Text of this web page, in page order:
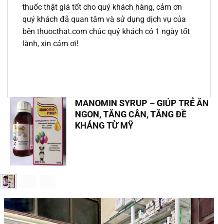
thuốc thật giá tốt cho quý khách hàng, cảm ơn
quý khách đã quan tâm và sử dụng dịch vụ của
bên thuocthat.com chúc quý khách có 1 ngày tốt
lành, xin cảm ơi!
MANOMIN SYRUP – GIÚP TRẺ ĂN
NGON, TĂNG CÂN, TĂNG ĐỀ
KHÁNG TỪ MỸ